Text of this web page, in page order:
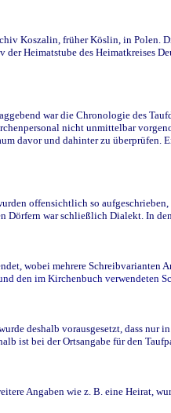
Koszalin, früher Köslin, in
Heimatstube des Heimatkreises
war die Chronologie des
nicht unmittelbar
davor und dahinter zu
offensichtlich so
Dörfern war schließlich Dialekt. In
wobei mehrere
den im Kirchenbuch verwendeten
deshalb vorausgesetzt, dass
ist bei der Ortsangabe für den
Angaben wie z. B. eine Heirat,